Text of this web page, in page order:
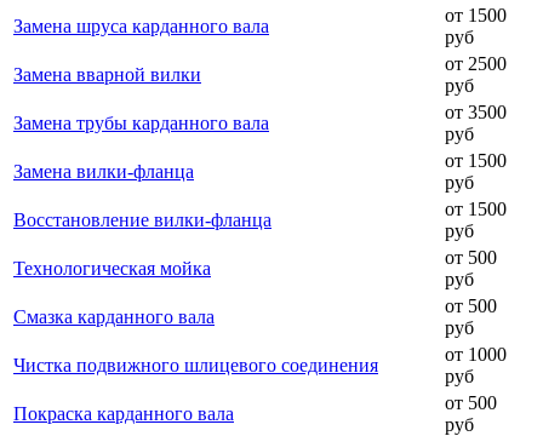
Замена шруса карданного вала
от 1500
руб
Замена вварной вилки
от 2500
руб
Замена трубы карданного вала
от 3500
руб
Замена вилки-фланца
от 1500
руб
Восстановление вилки-фланца
от 1500
руб
Технологическая мойка
от 500
руб
Смазка карданного вала
от 500
руб
Чистка подвижного шлицевого соединения
от 1000
руб
Покраска карданного вала
от 500
руб